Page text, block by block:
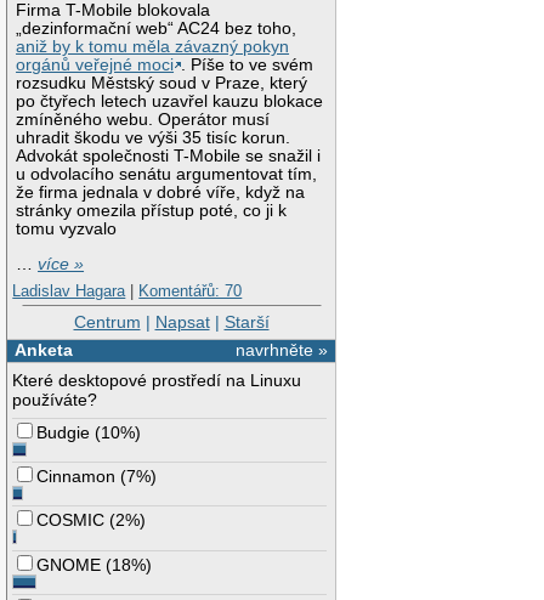
Firma T-Mobile blokovala
„dezinformační web“ AC24 bez toho,
aniž by k tomu měla závazný pokyn
orgánů veřejné moci . Píše to ve svém
rozsudku Městský soud v Praze, který
po čtyřech letech uzavřel kauzu blokace
zmíněného webu. Operátor musí
uhradit škodu ve výši 35 tisíc korun.
Advokát společnosti T-Mobile se snažil i
u odvolacího senátu argumentovat tím,
že firma jednala v dobré víře, když na
stránky omezila přístup poté, co ji k
tomu vyzvalo
…více »
Ladislav Hagara | Komentářů: 70
Centrum | Napsat| Starší
navrhněte »
Anketa
Které desktopové prostředí na Linuxu
používáte?
Budgie (10%)
Cinnamon (7%)
COSMIC (2%)
GNOME (18%)